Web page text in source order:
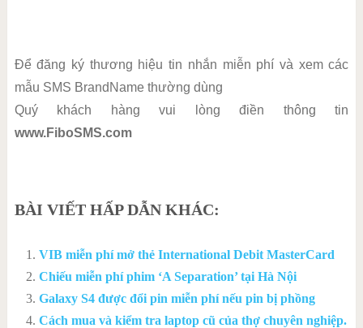
Để đăng ký thương hiệu tin nhắn miễn phí và xem các
mẫu SMS BrandName thường dùng
Quý khách hàng vui lòng điền thông tin
www.FiboSMS.com
BÀI VIẾT HẤP DẪN KHÁC:
VIB miễn phí mở thẻ International Debit MasterCard
Chiếu miễn phí phim ‘A Separation’ tại Hà Nội
Galaxy S4 được đổi pin miễn phí nếu pin bị phồng
Cách mua và kiểm tra laptop cũ của thợ chuyên nghiệp.